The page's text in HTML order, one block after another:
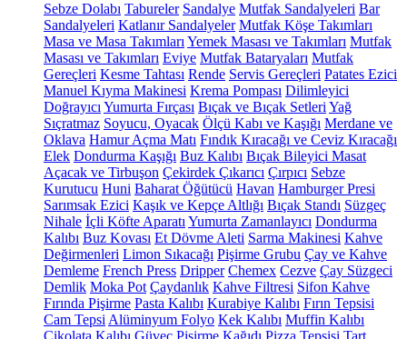
Sebze Dolabı Tabureler Sandalye Mutfak Sandalyeleri Bar
Sandalyeleri Katlanır Sandalyeler Mutfak Köşe Takımları
Masa ve Masa Takımları Yemek Masası ve Takımları Mutfak
Masası ve Takımları Eviye Mutfak Bataryaları Mutfak
Gereçleri Kesme Tahtası Rende Servis Gereçleri Patates Ezici
Manuel Kıyma Makinesi Krema Pompası Dilimleyici
Doğrayıcı Yumurta Fırçası Bıçak ve Bıçak Setleri Yağ
Sıçratmaz Soyucu, Oyacak Ölçü Kabı ve Kaşığı Merdane ve
Oklava Hamur Açma Matı Fındık Kıracağı ve Ceviz Kıracağı
Elek Dondurma Kaşığı Buz Kalıbı Bıçak Bileyici Masat
Açacak ve Tirbuşon Çekirdek Çıkarıcı Çırpıcı Sebze
Kurutucu Huni Baharat Öğütücü Havan Hamburger Presi
Sarımsak Ezici Kaşık ve Kepçe Altlığı Bıçak Standı Süzgeç
Nihale İçli Köfte Aparatı Yumurta Zamanlayıcı Dondurma
Kalıbı Buz Kovası Et Dövme Aleti Sarma Makinesi Kahve
Değirmenleri Limon Sıkacağı Pişirme Grubu Çay ve Kahve
Demleme French Press Dripper Chemex Cezve Çay Süzgeci
Demlik Moka Pot Çaydanlık Kahve Filtresi Sifon Kahve
Fırında Pişirme Pasta Kalıbı Kurabiye Kalıbı Fırın Tepsisi
Cam Tepsi Alüminyum Folyo Kek Kalıbı Muffin Kalıbı
Çikolata Kalıbı Güveç Pişirme Kağıdı Pizza Tepsisi Tart